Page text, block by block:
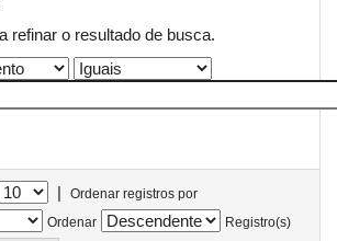
refinar o resultado de busca.
|
Ordenar registros por
Ordenar
Registro(s)